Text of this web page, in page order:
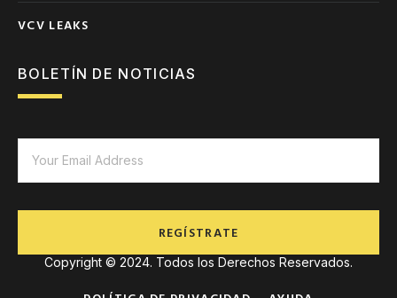
VCV LEAKS
BOLETÍN DE NOTICIAS
REGÍSTRATE
Copyright © 2024. Todos los Derechos Reservados.